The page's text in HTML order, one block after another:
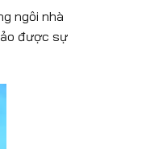
ngôi nhà
được sự